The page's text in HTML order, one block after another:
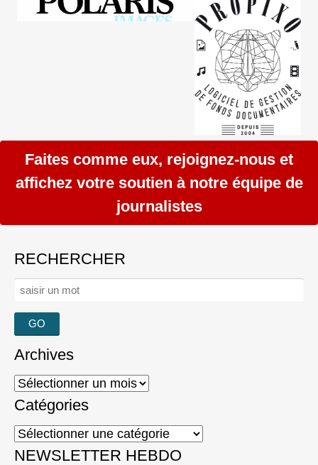
Faites comme eux, rejoignez-nous et
affichez votre soutien à notre équipe de
journalistes
RECHERCHER
Rechercher :
Archives
Archives
Catégories
Catégories
NEWSLETTER HEBDO